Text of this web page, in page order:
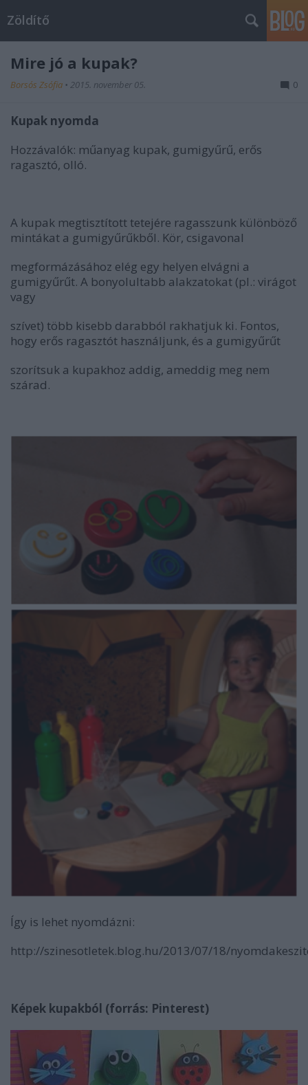
Zöldítő
Mire jó a kupak?
Borsós Zsófia • 2015. november 05. 0
Kupak nyomda
Hozzávalók: műanyag kupak, gumigyűrű, erős
ragasztó, olló.
A kupak megtisztított tetejére ragasszunk különböző
mintákat a gumigyűrűkből. Kör, csigavonal
megformázásához elég egy helyen elvágni a
gumigyűrűt. A bonyolultabb alakzatokat (pl.: virágot
vagy
szívet) több kisebb darabból rakhatjuk ki. Fontos,
hogy erős ragasztót használjunk, és a gumigyűrűt
szorítsuk a kupakhoz addig, ameddig meg nem
szárad.
Így is lehet nyomdázni:
http://szinesotletek.blog.hu/2013/07/18/
Képek kupakból (forrás: Pinterest)